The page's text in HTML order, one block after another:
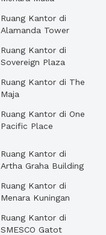
Ruang Kantor di
Alamanda Tower
Ruang Kantor di
Sovereign Plaza
Ruang Kantor di The
Maja
Ruang Kantor di One
Pacific Place
Ruang Kantor di
Artha Graha Building
Ruang Kantor di
Menara Kuningan
Ruang Kantor di
SMESCO Gatot